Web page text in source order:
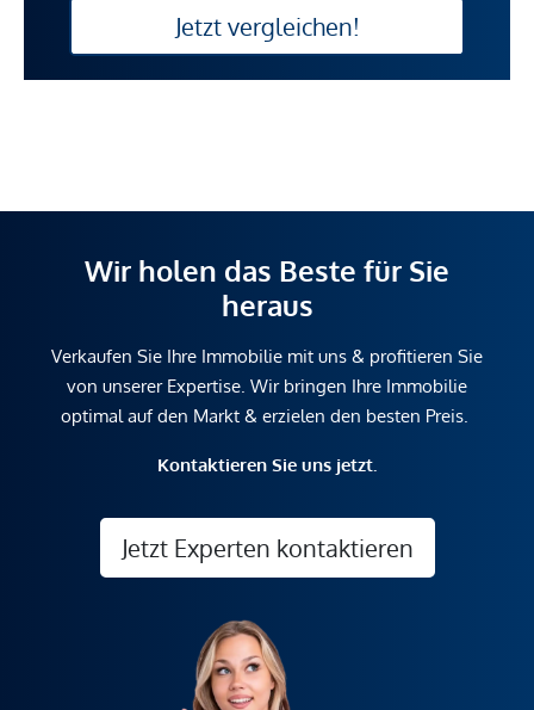
Jetzt vergleichen!
Wir holen das Beste für Sie
heraus
Verkaufen Sie Ihre Immobilie mit uns & profitieren Sie
von unserer Expertise. Wir bringen Ihre Immobilie
optimal auf den Markt & erzielen den besten Preis.
Kontaktieren Sie uns jetzt.
Jetzt Experten kontaktieren